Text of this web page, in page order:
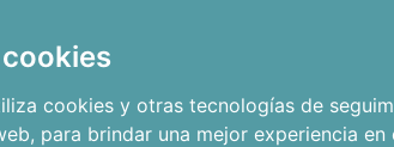
cookies y otras tecnologías de
, para brindar una mejor experiencia en